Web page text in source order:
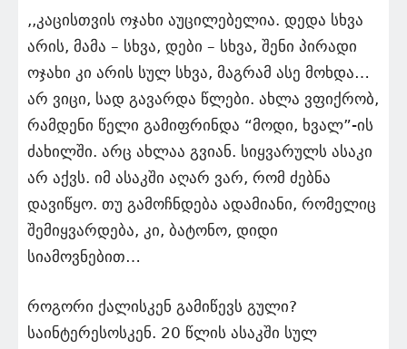
,,კაცისთვის ოჯახი აუცილებელია. დედა სხვა
არის, მამა – სხვა, დები – სხვა, შენი პირადი
ოჯახი კი არის სულ სხვა, მაგრამ ასე მოხდა…
არ ვიცი, სად გავარდა წლები. ახლა ვფიქრობ,
რამდენი წელი გამიფრინდა “მოდი, ხვალ”-ის
ძახილში. არც ახლაა გვიან. სიყვარულს ასაკი
არ აქვს. იმ ასაკში აღარ ვარ, რომ ძებნა
დავიწყო. თუ გამოჩნდება ადამიანი, რომელიც
შემიყვარდება, კი, ბატონო, დიდი
სიამოვნებით…
როგორი ქალისკენ გამიწევს გული?
საინტერესოსკენ. 20 წლის ასაკში სულ